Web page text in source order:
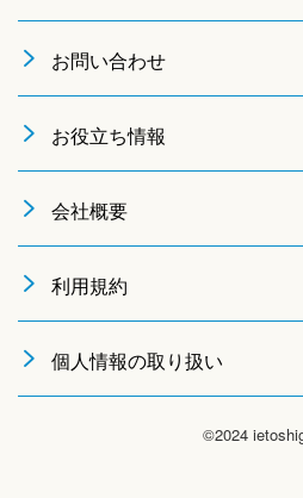
お問い合わせ
お役立ち情報
会社概要
利用規約
個人情報の取り扱い
©2024